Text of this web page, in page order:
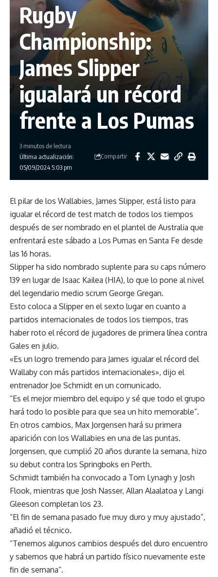
Rugby
Championship:
James Slipper
igualará un récord
frente a Los Pumas
Última actualización:
05/09/2024 5:03 pm
3 minutos de lectura
Compartir
El pilar de los Wallabies, James Slipper, está listo para
igualar el récord de test match de todos los tiempos
después de ser nombrado en el plantel de Australia que
enfrentará este sábado a Los Pumas en Santa Fe desde
las 16 horas.
Slipper ha sido nombrado suplente para su caps número
139 en lugar de Isaac Kailea (HIA), lo que lo pone al nivel
del legendario medio scrum George Gregan.
Esto coloca a Slipper en el sexto lugar en cuanto a
partidos internacionales de todos los tiempos, tras
haber roto el récord de jugadores de primera línea contra
Gales en julio.
«Es un logro tremendo para James igualar el récord del
Wallaby con más partidos internacionales», dijo el
entrenador Joe Schmidt en un comunicado.
“Es el mejor miembro del equipo y sé que todo el grupo
hará todo lo posible para que sea un hito memorable”.
En otros cambios, Max Jorgensen hará su primera
aparición con los Wallabies en una de las puntas.
Jorgensen, que cumplió 20 años durante la semana, hizo
su debut contra los Springboks en Perth.
Schmidt también ha convocado a Tom Lynagh y Josh
Flook, mientras que Josh Nasser, Allan Alaalatoa y Langi
Gleeson completan los 23.
“El fin de semana pasado fue muy duro y muy ajustado”,
añadió el técnico.
“Tenemos algunos cambios después del duro encuentro
y sabemos que habrá un partido físico nuevamente este
fin de semana”.